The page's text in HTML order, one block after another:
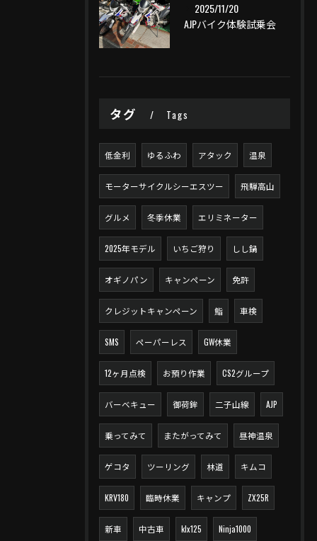
2025/11/20
AJPバイク体験試乗会
タグ Tags
低金利 ゆるふわ アタック 温泉
モーターサイクルシーエスツー 飛騨高山
グルメ 冬季休業 エリミネーター
2025年モデル いちご狩り しし鍋
オギノパン キャンペーン 免許
クレジットキャンペーン 鮨 車検
SMS ペーパーレス GW休業
12ヶ月点検 お預り作業 CS2グループ
バーベキュー 御荷鉾 二子山線 AJP
乗ってみて またがってみて 昼神温泉
ゲコタ ツーリング 林道 キムコ
KRV180 臨時休業 キャンプ ZX25R
新車 中古車 klx125 Ninja1000